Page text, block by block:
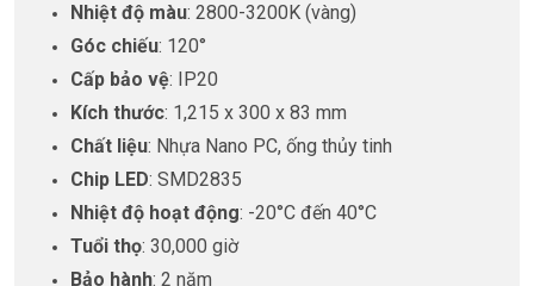
Nhiệt độ màu: 2800-3200K (vàng)
Góc chiếu: 120°
Cấp bảo vệ: IP20
Kích thước: 1,215 x 300 x 83 mm
Chất liệu: Nhựa Nano PC, ống thủy tinh
Chip LED: SMD2835
Nhiệt độ hoạt động: -20°C đến 40°C
Tuổi thọ: 30,000 giờ
Bảo hành: 2 năm